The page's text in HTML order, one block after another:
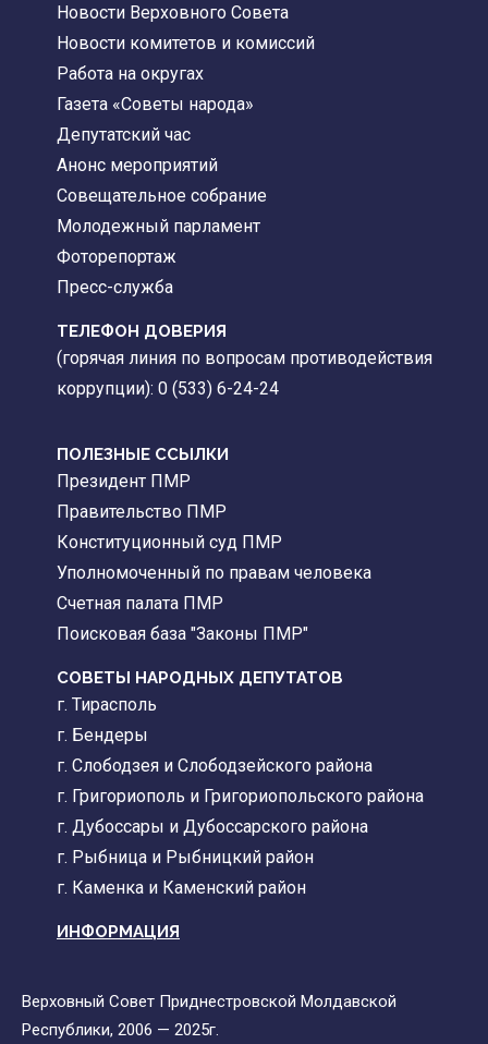
Новости Верховного Совета
Новости комитетов и комиссий
Работа на округах
Газета «Советы народа»
Депутатский час
Анонс мероприятий
Совещательное собрание
Молодежный парламент
Фоторепортаж
Пресс-служба
ТЕЛЕФОН ДОВЕРИЯ
(горячая линия по вопросам противодействия
коррупции): 0 (533) 6-24-24
ПОЛЕЗНЫЕ ССЫЛКИ
Президент ПМР
Правительство ПМР
Конституционный суд ПМР
Уполномоченный по правам человека
Счетная палата ПМР
Поисковая база "Законы ПМР"
СОВЕТЫ НАРОДНЫХ ДЕПУТАТОВ
г. Тирасполь
г. Бендеры
г. Слободзея и Слободзейского района
г. Григориополь и Григориопольского района
г. Дубоссары и Дубоссарского района
г. Рыбница и Рыбницкий район
г. Каменка и Каменский район
ИНФОРМАЦИЯ
Верховный Совет Приднестровской Молдавской
Республики, 2006 — 2025г.